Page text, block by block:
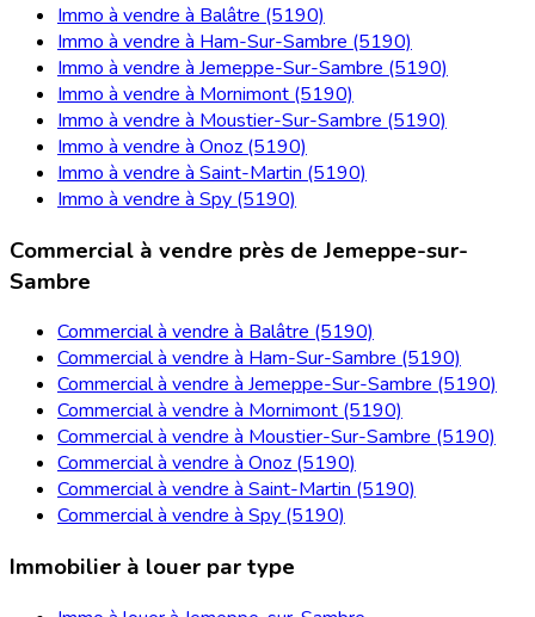
Immo à vendre à Balâtre (5190)
Immo à vendre à Ham-Sur-Sambre (5190)
Immo à vendre à Jemeppe-Sur-Sambre (5190)
Immo à vendre à Mornimont (5190)
Immo à vendre à Moustier-Sur-Sambre (5190)
Immo à vendre à Onoz (5190)
Immo à vendre à Saint-Martin (5190)
Immo à vendre à Spy (5190)
Commercial à vendre près de Jemeppe-sur-
Sambre
Commercial à vendre à Balâtre (5190)
Commercial à vendre à Ham-Sur-Sambre (5190)
Commercial à vendre à Jemeppe-Sur-Sambre (5190)
Commercial à vendre à Mornimont (5190)
Commercial à vendre à Moustier-Sur-Sambre (5190)
Commercial à vendre à Onoz (5190)
Commercial à vendre à Saint-Martin (5190)
Commercial à vendre à Spy (5190)
Immobilier à louer par type